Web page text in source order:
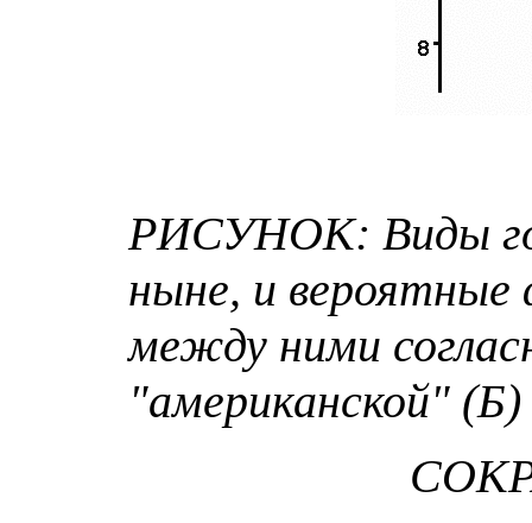
РИСУНОК: Виды
ныне, и вероятные
между ними
"американской"